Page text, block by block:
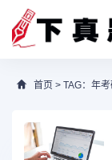
首页 > TAG：年